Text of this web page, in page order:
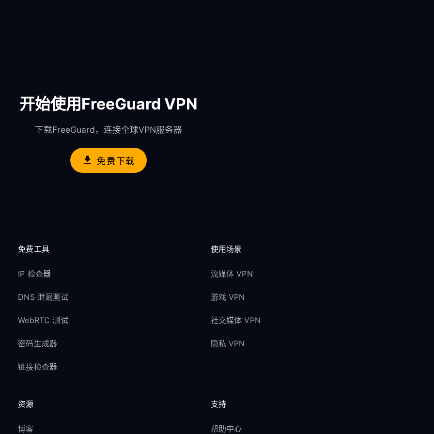
开始使用FreeGuard VPN
下载FreeGuard，连接全球VPN服务器
免费下载
免费工具
IP 检查器
DNS 泄漏测试
WebRTC 测试
密码生成器
链接检查器
使用场景
流媒体 VPN
游戏 VPN
社交媒体 VPN
隐私 VPN
资源
博客
支持
帮助中心